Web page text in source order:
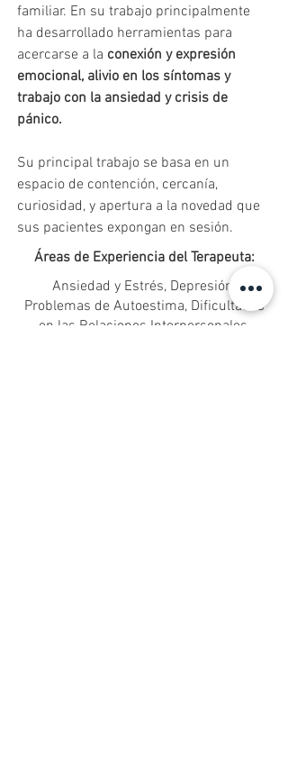
familiar. En su trabajo principalmente
ha desarrollado herramientas para
acercarse a la conexión y expresión
emocional, alivio en los síntomas y
trabajo con la ansiedad y crisis de
pánico.
Su principal trabajo se basa en un
espacio de contención, cercanía,
curiosidad, y apertura a la novedad que
sus pacientes expongan en sesión.
Áreas de Experiencia del Terapeuta:
Ansiedad y Estrés, Depresión,
Problemas de Autoestima, Dificultades
en las Relaciones Interpersonales,